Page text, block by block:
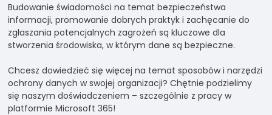
Budowanie świadomości na temat bezpieczeństwa
informacji, promowanie dobrych praktyk i zachęcanie do
zgłaszania potencjalnych zagrożeń są kluczowe dla
stworzenia środowiska, w którym dane są bezpieczne.
Chcesz dowiedzieć się więcej na temat sposobów i narzędzi
ochrony danych w swojej organizacji? Chętnie podzielimy
się naszym doświadczeniem – szczególnie z pracy w
platformie Microsoft 365!